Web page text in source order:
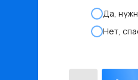
Да,
Нет,